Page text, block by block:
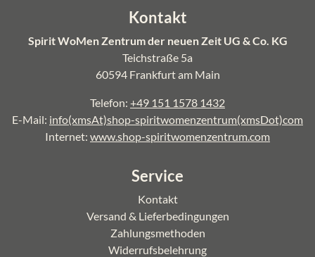
Kontakt
Spirit WoMen Zentrum der neuen Zeit UG & Co. KG
Teichstraße 5a
60594 Frankfurt am Main
Telefon: +49 151 1578 1432
E-Mail: info(xmsAt)shop-spiritwomenzentrum(xmsDot)com
Internet: www.shop-spiritwomenzentrum.com
Service
Kontakt
Versand & Lieferbedingungen
Zahlungsmethoden
Widerrufsbelehrung